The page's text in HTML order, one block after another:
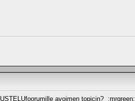
avoimen topicin? :mrgreen: